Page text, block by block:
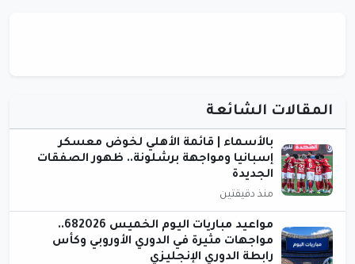
المقالات الشائعة
بالأسماء | قائمة الأهلي لخوض معسكر
إسبانيا ومواجهة برشلونة.. ظهور الصفقات
الجديدة
منذ دقيقتين
مواعيد مباريات اليوم الخميس 682026..
مواجهات مثيرة في الدوري الأوروبي وكأس
رابطة الدوري الإنجليزي